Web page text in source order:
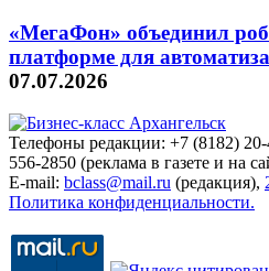
«МегаФон» объединил
платформе для
07.07.2026
Телефоны редакции: +7 (8182)
556-2850 (реклама в газете и на
E-mail: bclass@mail.ru (редакция),
Политика конфиденциальности.